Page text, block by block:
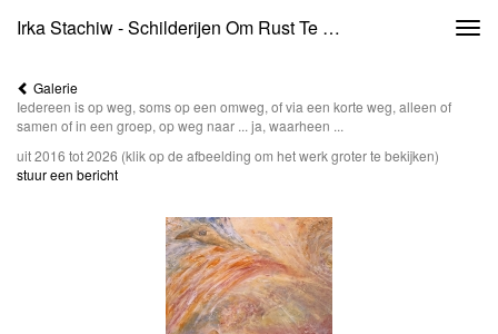
Irka Stachiw - Schilderijen Om Rust Te Ervaren, Inspiratie Op Te Doen, Stilte Te Creëren, Balans Te Vinden, Kleur In Je Leven Te Brengen, Creatief Te Worden ...
Galerie
Iedereen is op weg, soms op een omweg, of via een korte weg, alleen of
samen of in een groep, op weg naar ... ja, waarheen ...
uit 2016 tot 2026 (klik op de afbeelding om het werk groter te bekijken)
stuur een bericht